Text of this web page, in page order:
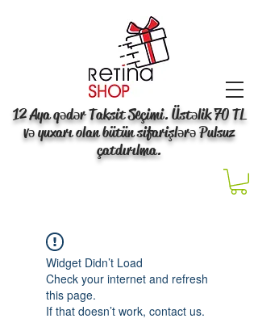
12 Aya qədər Taksit Seçimi. Üstəlik 70 TL
və yuxarı olan bütün sifarişlərə Pulsuz
çatdırılma.
Widget Didn’t Load
Check your internet and refresh
this page.
If that doesn’t work, contact us.